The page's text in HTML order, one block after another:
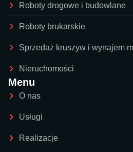
Roboty drogowe i budowlane
Roboty brukarskie
Sprzedaż kruszyw i wynajem
Nieruchomości
Menu
O nas
Usługi
Realizacje